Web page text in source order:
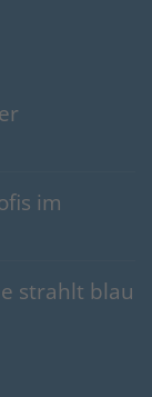
im
strahlt blau